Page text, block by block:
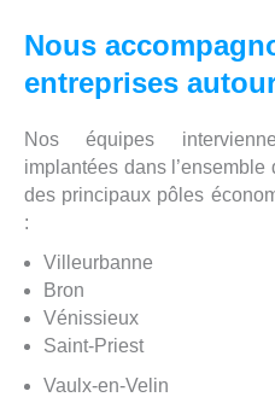
Nous
entreprises
Nos équipes
implantées dans
des principaux pôles
:
Villeurbanne
Bron
Vénissieux
Saint-Priest
Vaulx-en-Velin